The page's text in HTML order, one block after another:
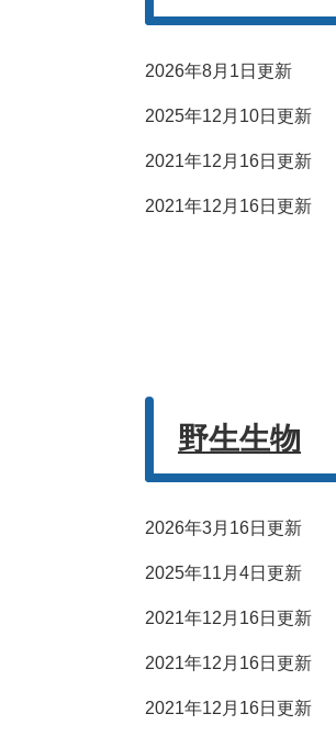
2026年8月1日更新
2025年12月10日更新
2021年12月16日更新
2021年12月16日更新
野生生物
2026年3月16日更新
2025年11月4日更新
2021年12月16日更新
2021年12月16日更新
2021年12月16日更新